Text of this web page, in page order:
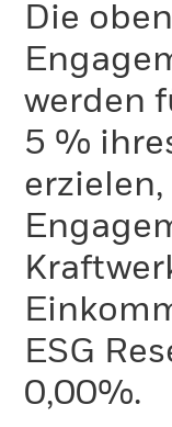
Die
werden
5 %
erzielen,
ESG
0,00%.